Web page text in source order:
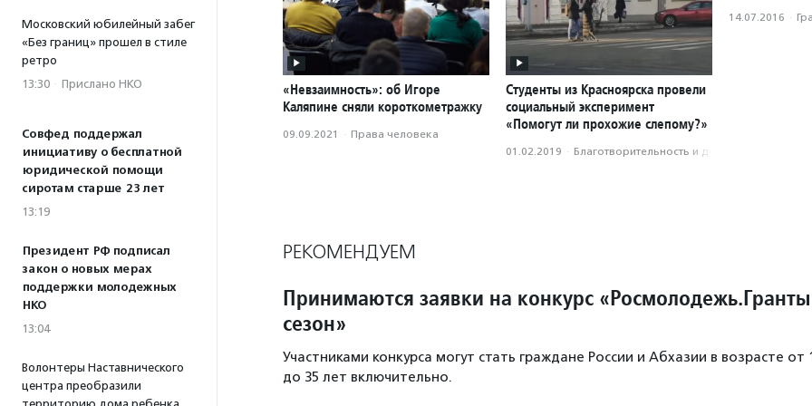
Московский юбилейный забег
«Без границ» прошел в стиле
ретро
13:30 · Прислано НКО
Совфед поддержал
инициативу о бесплатной
юридической помощи
сиротам старше 23 лет
13:19
Президент РФ подписал
закон о новых мерах
поддержки молодежных
НКО
13:04
Волонтеры Наставнического
центра преобразили
«Невзаимность»: об Игоре
Каляпине сняли короткометражку
09.09.2021 · Права человека
Студенты из Красноярска провели
социальный эксперимент
«Помогут ли прохожие слепому?»
01.02.2019 · Благотвори­тель­ность и доброволь­чест­во
14.07.2016 ·
РЕКОМЕНДУЕМ
Принимаются заявки на конкурс
сезон»
Участниками конкурса могут стать граждане России и Абхазии в возрасте от
до 35 лет включительно.